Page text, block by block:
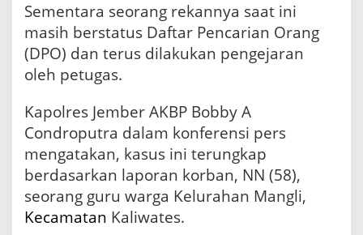
a
k
s
1
8
K
P
Sementara seorang rekannya saat ini
masih berstatus Daftar Pencarian Orang
(DPO) dan terus dilakukan pengejaran
oleh petugas.
Kapolres Jember AKBP Bobby A
Condroputra dalam konferensi pers
mengatakan, kasus ini terungkap
berdasarkan laporan korban, NN (58),
seorang guru warga Kelurahan Mangli,
Kecamatan Kaliwates.